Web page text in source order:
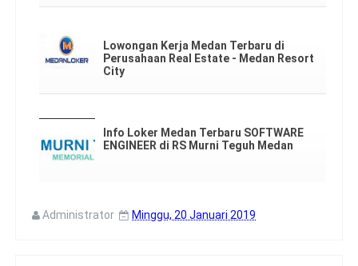
Lowongan Kerja Medan Terbaru di
Perusahaan Real Estate - Medan Resort
City
Info Loker Medan Terbaru SOFTWARE
ENGINEER di RS Murni Teguh Medan
Administrator Minggu, 20 Januari 2019